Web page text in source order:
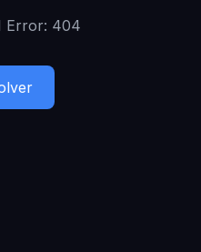
Error: 404